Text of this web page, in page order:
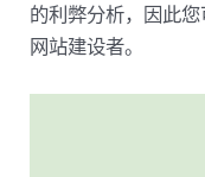
的利弊分析，因此
网站建设者。